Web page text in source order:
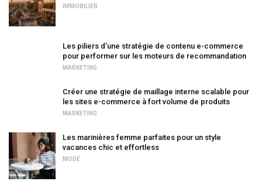
IMMOBILIER
Les piliers d’une stratégie de contenu e-commerce
pour performer sur les moteurs de recommandation
MARKETING
Créer une stratégie de maillage interne scalable pour
les sites e-commerce à fort volume de produits
MARKETING
Les marinières femme parfaites pour un style
vacances chic et effortless
MODE